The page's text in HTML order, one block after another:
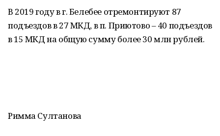
В 2019 году в г. Белебее отремонтируют 87
подъездов в 27 МКД, в п. Приютово – 40 подъездов
в 15 МКД на общую сумму более 30 млн рублей.
Римма Султанова